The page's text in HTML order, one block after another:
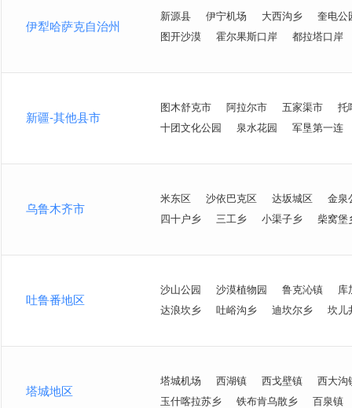
伊犁哈萨克自治州
新源县 伊宁机场 大西沟乡
奎电公
图开沙漠
霍尔果斯口岸 都拉塔口岸
新疆-其他县市
图木舒克市 阿拉尔市 五家渠市
托
十团文化公园
泉水花园 军垦第一连
乌鲁木齐市
米东区 沙依巴克区 达坂城区
金泉
四十户乡
三工乡 小渠子乡 柴窝堡
吐鲁番地区
沙山公园 沙漠植物园 鲁克沁镇
库
达浪坎乡
吐峪沟乡 迪坎尔乡 坎儿
塔城地区
塔城机场 西湖镇 西戈壁镇
西大沟
玉什喀拉苏乡
铁布肯乌散乡 百泉镇